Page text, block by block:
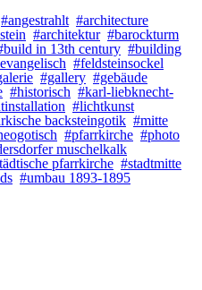
#angestrahlt #architecture
#architektur #barockturm
in 13th century #building
#feldsteinsockel
#gallery #gebäude
#historisch #karl-liebknecht-
#lichtkunst
backsteingotik #mitte
#pfarrkirche #photo
muschelkalk
pfarrkirche #stadtmitte
#umbau 1893-1895